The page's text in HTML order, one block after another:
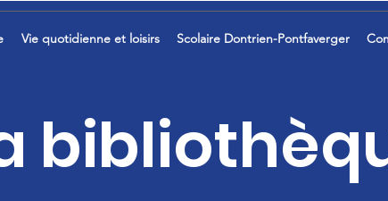
Vie quotidienne et loisirs Scolaire Dontrien-Pontfaverger